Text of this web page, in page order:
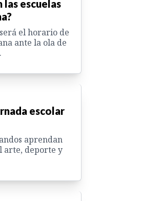
las escuelas
el horario de
ante la ola de
escolar
aprendan
arte, deporte y